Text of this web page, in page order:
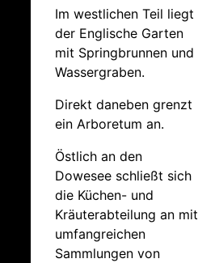
Im westlichen Teil liegt
der Englische Garten
mit Springbrunnen und
Wassergraben.
Direkt daneben grenzt
ein Arboretum an.
Östlich an den
Dowesee schließt sich
die Küchen- und
Kräuterabteilung an mit
umfangreichen
Sammlungen von